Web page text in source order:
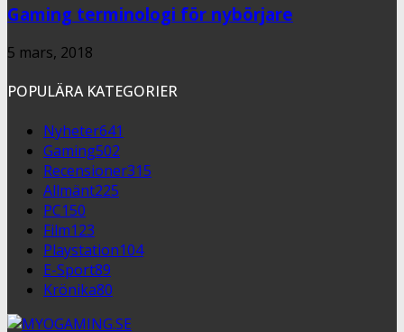
Gaming terminologi för nybörjare
5 mars, 2018
POPULÄRA KATEGORIER
Nyheter641
Gaming502
Recensioner315
Allmänt225
PC150
Film123
Playstation104
E-Sport89
Krönika80